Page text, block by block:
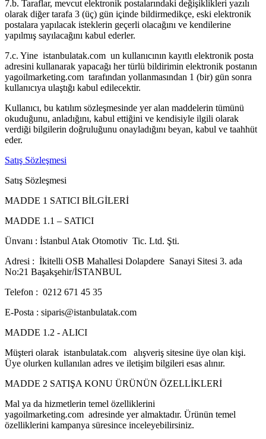
7.b. Taraflar, mevcut elektronik postalarındaki değişiklikleri yazılı
olarak diğer tarafa 3 (üç) gün içinde bildirmedikçe, eski elektronik
postalara yapılacak isteklerin geçerli olacağını ve kendilerine
yapılmış sayılacağını kabul ederler.
7.c. Yine istanbulatak.com un kullanıcının kayıtlı elektronik posta
adresini kullanarak yapacağı her türlü bildirimin elektronik postanın
yagoilmarketing.com tarafından yollanmasından 1 (bir) gün sonra
kullanıcıya ulaştığı kabul edilecektir.
Kullanıcı, bu katılım sözleşmesinde yer alan maddelerin tümünü
okuduğunu, anladığını, kabul ettiğini ve kendisiyle ilgili olarak
verdiği bilgilerin doğruluğunu onayladığını beyan, kabul ve taahhüt
eder.
Satış Sözleşmesi
Satış Sözleşmesi
MADDE 1 SATICI BİLGİLERİ
MADDE 1.1 – SATICI
Ünvanı : İstanbul Atak Otomotiv Tic. Ltd. Şti.
Adresi : İkitelli OSB Mahallesi Dolapdere Sanayi Sitesi 3. ada
No:21 Başakşehir/İSTANBUL
Telefon : 0212 671 45 35
E-Posta : siparis@istanbulatak.com
MADDE 1.2 - ALICI
Müşteri olarak istanbulatak.com alışveriş sitesine üye olan kişi.
Üye olurken kullanılan adres ve iletişim bilgileri esas alınır.
MADDE 2 SATIŞA KONU ÜRÜNÜN ÖZELLİKLERİ
Mal ya da hizmetlerin temel özelliklerini
yagoilmarketing.com adresinde yer almaktadır. Ürünün temel
özelliklerini kampanya süresince inceleyebilirsiniz.